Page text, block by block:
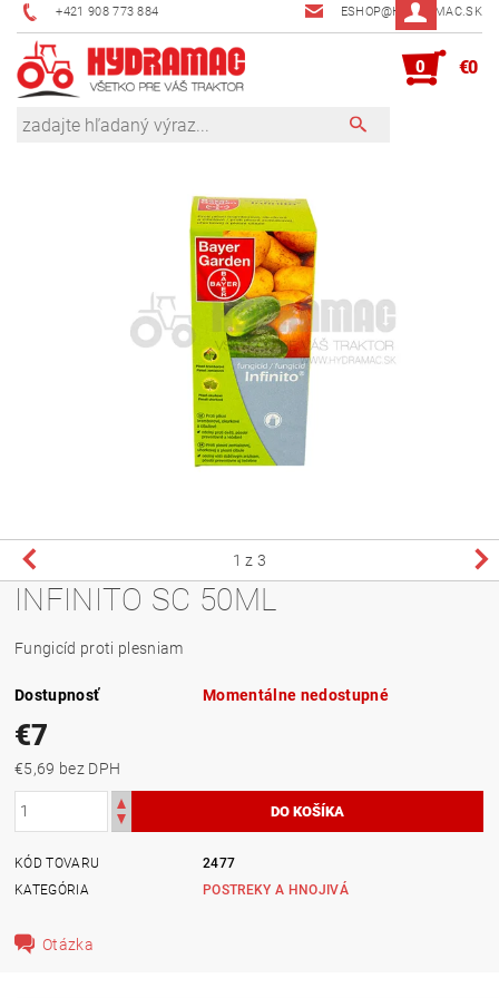
+421 908 773 884 ESHOP@HYDRAMAC.SK
0 €0
1 z 3
INFINITO SC 50ML
Fungicíd proti plesniam
Dostupnosť Momentálne nedostupné
€7
€5,69 bez DPH
KÓD TOVARU
2477
KATEGÓRIA
POSTREKY A HNOJIVÁ
Otázka